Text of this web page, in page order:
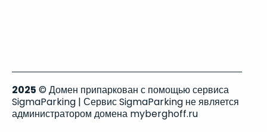
2025 © Домен припаркован с помощью сервиса
SigmaParking | Сервис SigmaParking не является
администратором домена myberghoff.ru